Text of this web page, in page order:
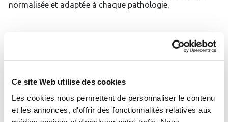
Ce site Web utilise des cookies
Les cookies nous permettent de personnaliser le contenu
et les annonces, d'offrir des fonctionnalités relatives aux
normalisée et adaptée à chaque pathologie.